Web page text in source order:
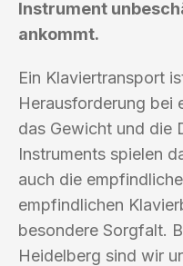
Instrument
ankommt.
Ein Klaviertransport
Herausforderung bei
das Gewicht und die
Instruments spielen
auch die
empfindlichen
besondere Sorgfalt.
Heidelberg sind wir